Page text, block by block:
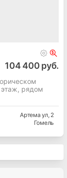
104 400 руб.
рядом
Артема ул, 2
Гомель